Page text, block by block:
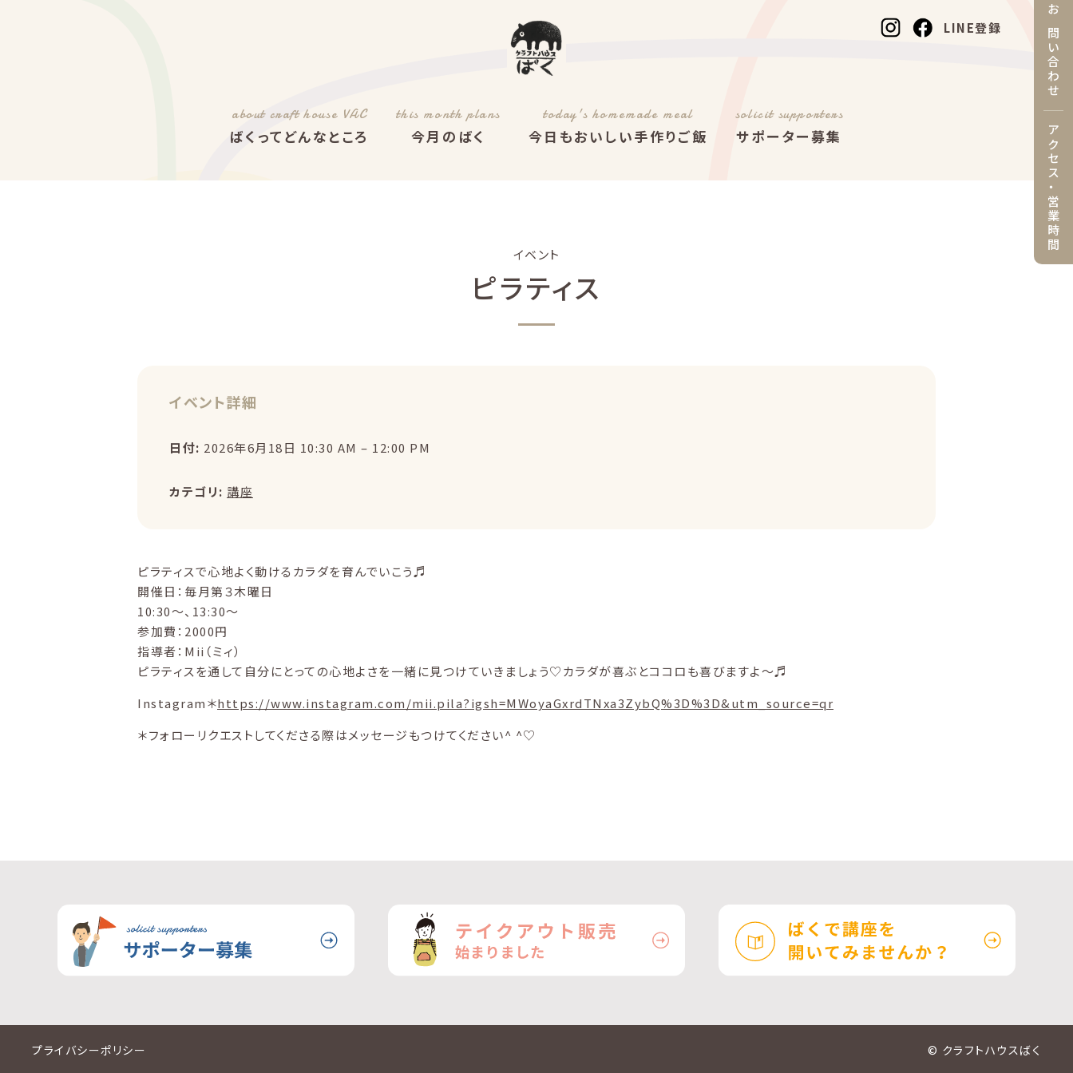
about craft house VAC
ばくってどんなところ
this month plans
今月のばく
today's homemade meal
今日もおいしい手作りご飯
solicit supporters
サポーター募集
お問い合わせ
アクセス・営業時間
LINE登録
イベント
ピラティス
イベント詳細
日付: 2026年6月18日 10:30 AM – 12:00 PM
カテゴリ: 講座
ピラティスで心地よく動けるカラダを育んでいこう♬
開催日： 毎月第３木曜日
10:30〜、13:30〜
参加費：2000円
指導者：Mii（ミィ）
ピラティスを通して自分にとっての心地よさを一緒に見つけていきましょう♡カラダが喜ぶとココロも喜びますよ〜♬
Instagram＊https://www.instagram.com/mii.pila?igsh=MWoyaGxrdTNxa3ZybQ%3D%3D&utm_source=qr
＊フォローリクエストしてくださる際はメッセージもつけてください^ ^♡
プライバシーポリシー © クラフトハウスばく